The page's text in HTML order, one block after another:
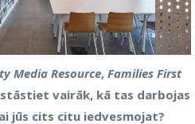
Media Resource, Families First
vairāk, kā tas darbojas
jūs cits citu iedvesmojat?